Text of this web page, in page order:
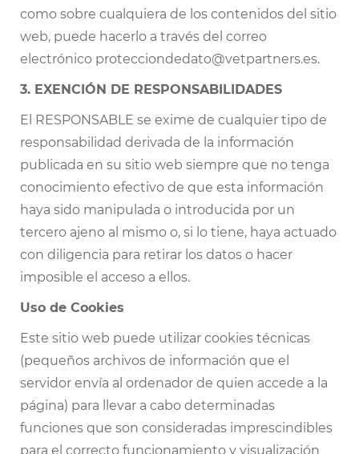
como sobre cualquiera de los contenidos del sitio
web, puede hacerlo a través del correo
electrónico protecciondedato@vetpartners.es.
3. EXENCIÓN DE RESPONSABILIDADES
El RESPONSABLE se exime de cualquier tipo de
responsabilidad derivada de la información
publicada en su sitio web siempre que no tenga
conocimiento efectivo de que esta información
haya sido manipulada o introducida por un
tercero ajeno al mismo o, si lo tiene, haya actuado
con diligencia para retirar los datos o hacer
imposible el acceso a ellos.
Uso de Cookies
Este sitio web puede utilizar cookies técnicas
(pequeños archivos de información que el
servidor envía al ordenador de quien accede a la
página) para llevar a cabo determinadas
funciones que son consideradas imprescindibles
para el correcto funcionamiento y visualización